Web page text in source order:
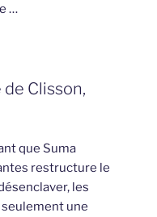
…
Clisson,
que Suma
restructure le
les
une